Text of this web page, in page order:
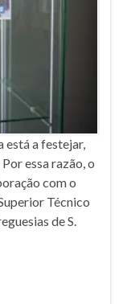
está a festejar,
essa razão, o
com o
Técnico
de S.